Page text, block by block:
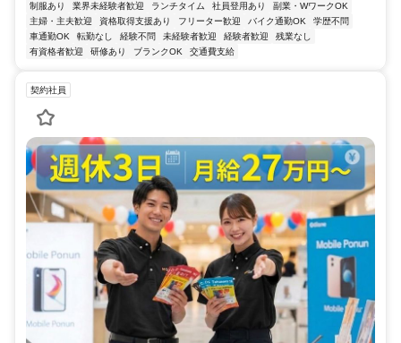
制服あり 業界未経験者歓迎 ランチタイム 社員登用あり
副業・WワークOK
主婦・主夫歓迎
資格取得支援あり フリーター歓迎 バイク通勤OK
学歴不問
車通勤OK
転勤なし 経験不問 未経験者歓迎 経験者歓迎
残業なし
有資格者歓迎
研修あり ブランクOK 交通費支給
契約社員